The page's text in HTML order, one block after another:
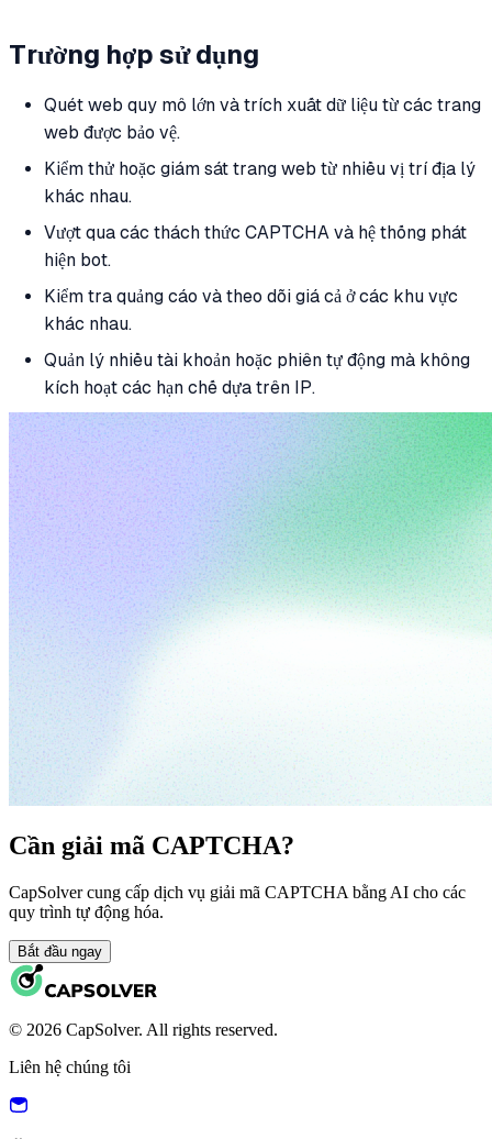
Trường hợp sử dụng
Quét web quy mô lớn và trích xuất dữ liệu từ các trang
web được bảo vệ.
Kiểm thử hoặc giám sát trang web từ nhiều vị trí địa lý
khác nhau.
Vượt qua các thách thức CAPTCHA và hệ thống phát
hiện bot.
Kiểm tra quảng cáo và theo dõi giá cả ở các khu vực
khác nhau.
Quản lý nhiều tài khoản hoặc phiên tự động mà không
kích hoạt các hạn chế dựa trên IP.
Cần giải mã CAPTCHA?
CapSolver cung cấp dịch vụ giải mã CAPTCHA bằng AI cho các
quy trình tự động hóa.
Bắt đầu ngay
© 2026 CapSolver. All rights reserved.
Liên hệ chúng tôi